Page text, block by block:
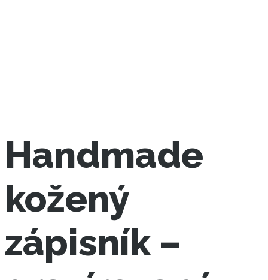
Handmade
kožený
zápisník –